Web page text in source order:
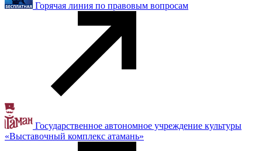
Горячая линия по правовым вопросам
Государственное автономное учреждение культуры
«Выставочный комплекс атамань»